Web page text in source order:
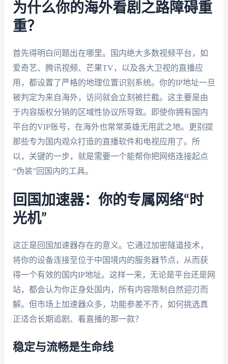
为什么你的海外看剧之路障碍重
重？
首先得明白问题出在哪里。国内绝大多数视频平台，如
爱奇艺、腾讯视频、芒果TV，以及各大卫视的直播应
用，都设置了严格的地理位置识别系统。你的IP地址一旦
被判定为来自海外，访问就会立刻被拦截。这主要是由
于内容版权分销的区域性协议所导致。即使你拥有国内
平台的VIP账号，在海外也常常英雄无用武之地。更别提
那些专为国内观众打造的直播软件和电视应用了。所
以，关键的一步，就是需要一个能帮你把网络连接起点
“伪装”回国内的工具。
回国加速器：你的专属网络“时
光机”
这正是回国加速器存在的意义。它通过加密隧道技术，
将你的设备连接至位于中国境内的服务器节点，从而获
得一个有效的国内IP地址。这样一来，无论是平台还是网
站，都会认为你正身处国内，所有内容限制自然迎刃而
解。但市场上加速器众多，功能参差不齐，如何挑选真
正适合长期追剧、看直播的那一款？
稳定与流畅是生命线